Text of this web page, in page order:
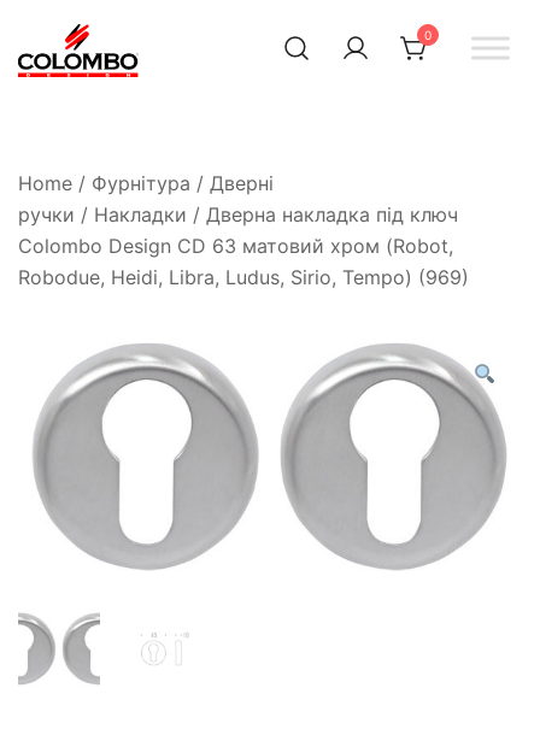
0
Home / Фурнітура / Дверні
ручки / Накладки / Дверна накладка під ключ
Colombo Design CD 63 матовий хром (Robot,
Robodue, Heidi, Libra, Ludus, Sirio, Tempo) (969)